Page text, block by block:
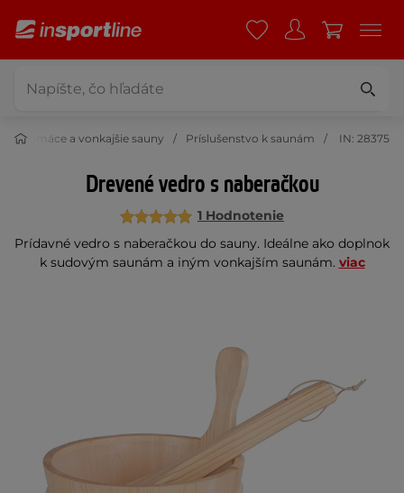
Domáce a vonkajšie sauny Príslušenstvo k saunám IN: 28375
Drevené vedro s naberačkou
1 Hodnotenie
Prídavné vedro s naberačkou do sauny. Ideálne ako doplnok
k sudovým saunám a iným vonkajším saunám. viac